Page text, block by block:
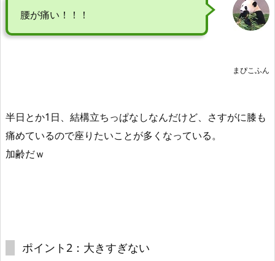
まぴこふん
腰が痛い！！！
半日とか1日、結構立ちっぱなしなんだけど、さすがに膝も
痛めているので座りたいことが多く なっている。
加齢だｗ
ポイント2：大きすぎない